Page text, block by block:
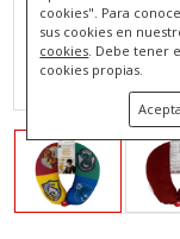
cookies". Para
sus cookies en
cookies . Debe
cookies propias.